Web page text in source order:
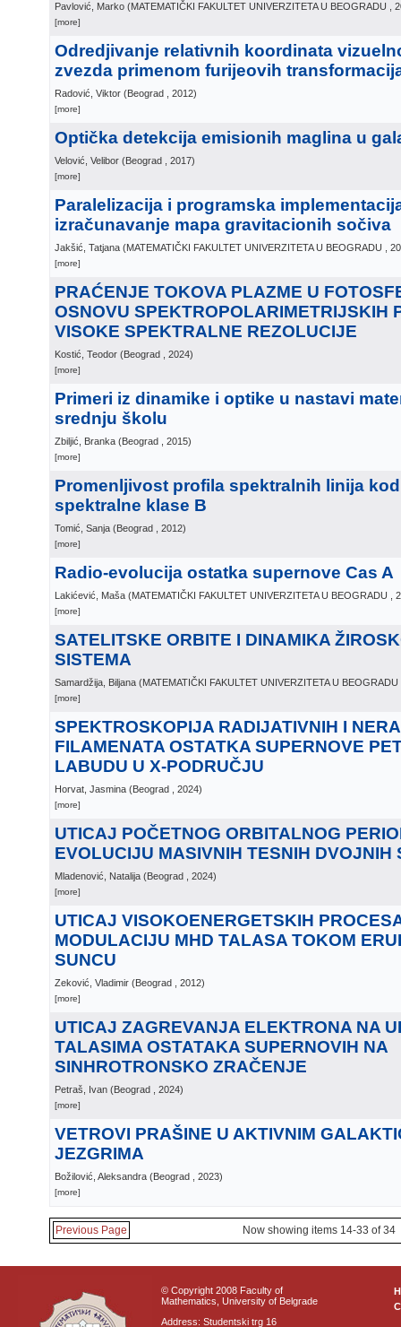
Pavlović, Marko (MATEMATIČKI FAKULTET UNIVERZITETA U BEOGRADU ,
[more]
Odredjivanje relativnih koordinata
zvezda primenom furijeovih
Radović, Viktor (Beograd , 2012)
[more]
Optička detekcija emisionih maglina u
Velović, Velibor (Beograd , 2017)
[more]
Paralelizacija i programska
izračunavanje mapa gravitacionih sočiva
Jakšić, Tatjana (MATEMATIČKI FAKULTET UNIVERZITETA U BEOGRADU ,
[more]
PRAĆENJE TOKOVA PLAZME U
OSNOVU SPEKTROPOLARIMETRIJSKIH
VISOKE SPEKTRALNE REZOLUCIJE
Kostić, Teodor (Beograd , 2024)
[more]
Primeri iz dinamike i optike u nastavi
srednju školu
Zbiljić, Branka (Beograd , 2015)
[more]
Promenljivost profila spektralnih linija
spektralne klase B
Tomić, Sanja (Beograd , 2012)
[more]
Radio-evolucija ostatka supernove Cas A
Lakićević, Maša (MATEMATIČKI FAKULTET UNIVERZITETA U BEOGRADU ,
[more]
SATELITSKE ORBITE I DINAMIKA
SISTEMA
Samardžija, Biljana (MATEMATIČKI FAKULTET UNIVERZITETA U BEOGRADU
[more]
SPEKTROSKOPIJA RADIJATIVNIH I
FILAMENATA OSTATKA SUPERNOVE
LABUDU U X-PODRUČJU
Horvat, Jasmina (Beograd , 2024)
[more]
UTICAJ POČETNOG ORBITALNOG
EVOLUCIJU MASIVNIH TESNIH DVOJNIH
Mladenović, Natalija (Beograd , 2024)
[more]
UTICAJ VISOKOENERGETSKIH
MODULACIJU MHD TALASA TOKOM
SUNCU
Zeković, Vladimir (Beograd , 2012)
[more]
UTICAJ ZAGREVANJA ELEKTRONA NA
TALASIMA OSTATAKA SUPERNOVIH NA
SINHROTRONSKO ZRAČENJE
Petraš, Ivan (Beograd , 2024)
[more]
VETROVI PRAŠINE U AKTIVNIM
JEZGRIMA
Božilović, Aleksandra (Beograd , 2023)
[more]
Previous Page Now showing items 14-33 of 34
© Copyright 2008 Faculty of
Mathematics, University of Belgrade
Address: Studentski trg 16